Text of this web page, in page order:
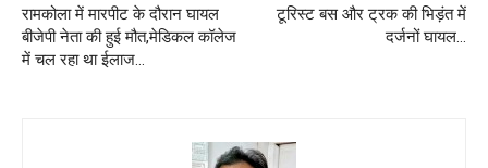
रामकोला में मारपीट के दौरान घायल
बीजेपी नेता की हुई मौत,मेडिकल कॉलेज
में चल रहा था ईलाज…
टूरिस्ट बस और ट्रक की भिड़ंत में
दर्जनों घायल…